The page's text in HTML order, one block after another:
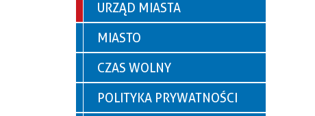
URZĄD MIASTA
MIASTO
CZAS WOLNY
POLITYKA PRYWATNOŚCI